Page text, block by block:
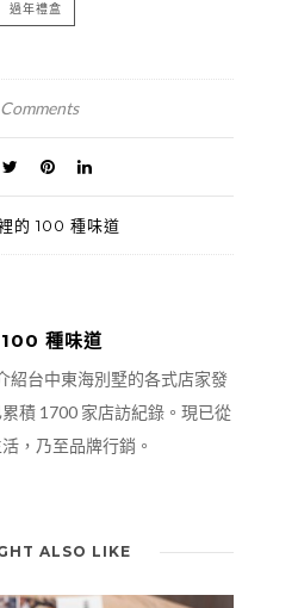
過年禮盒
Comments
的 100 種味道
種味道
紹台中東海別墅的各式店家發
積 1700 家店訪紀錄。現已從
，乃至品牌行銷。
ALSO LIKE